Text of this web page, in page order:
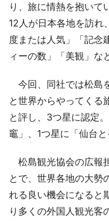
り、旅に情熱を抱いて
12人が日本各地を訪れ
度または人気」「記念
ィーの数」「美観」な
今回、同社では松島
と世界からやってくる
と評し、3つ星に認定
竈」、1つ星に「仙台
松島観光協会の広報
とで、世界各地の大勢
れる良い機会になると
り多くの外国人観光客